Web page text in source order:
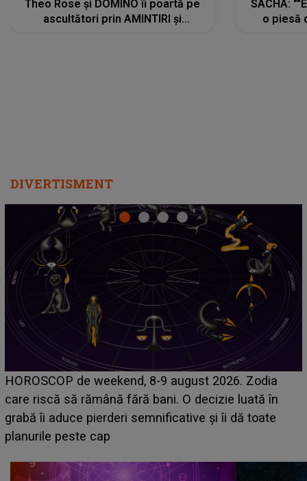
Theo Rose și DOMINO îi poartă pe
ascultători prin AMINTIRI și
SACHA:
o piesă
DIVERTISMENT
Emanuel a ținut ACEST DETALIU ASCUNS până
acum! În fața Alexandrei, concurentul din Casa Iubirii
face o MĂRTURISIRE NEAȘTEPTATĂ despre mama
sa: "I-am spus și ei în față, eu nu te iubesc pentru